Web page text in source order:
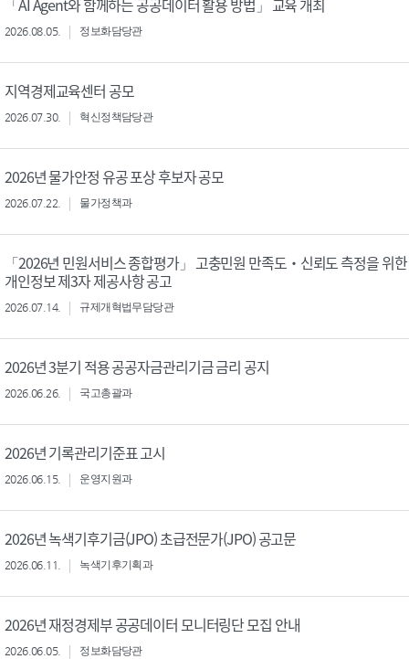
「AI Agent와 함께하는 공공데이터 활용 방법」 교육 개최
2026.08.05. 정보화담당관
지역경제교육센터 공모
2026.07.30. 혁신정책담당관
2026년 물가안정 유공 포상 후보자 공모
2026.07.22. 물가정책과
「2026년 민원서비스 종합평가」 고충민원 만족도‧신뢰도 측정을 위한
개인정보 제3자 제공사항 공고
2026.07.14. 규제개혁법무담당관
2026년 3분기 적용 공공자금관리기금 금리 공지
2026.06.26. 국고총괄과
2026년 기록관리기준표 고시
2026.06.15. 운영지원과
2026년 녹색기후기금(JPO) 초급전문가(JPO) 공고문
2026.06.11. 녹색기후기획과
2026년 재정경제부 공공데이터 모니터링단 모집 안내
2026.06.05. 정보화담당관